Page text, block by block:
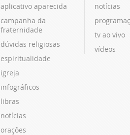
aplicativo aparecida
campanha da
fraternidade
dúvidas religiosas
espiritualidade
igreja
infográficos
libras
notícias
orações
notícias
tv ao vivo
vídeos